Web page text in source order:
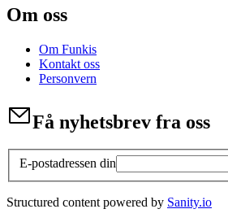
Om oss
Om Funkis
Kontakt oss
Personvern
Få nyhetsbrev fra oss
E-postadressen din
Structured content powered by Sanity.io